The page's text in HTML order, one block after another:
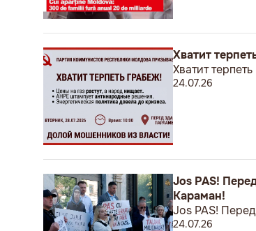
Хватит
Хватит
24.07.26
Jos PAS!
Караман!
Jos PAS!
24.07.26